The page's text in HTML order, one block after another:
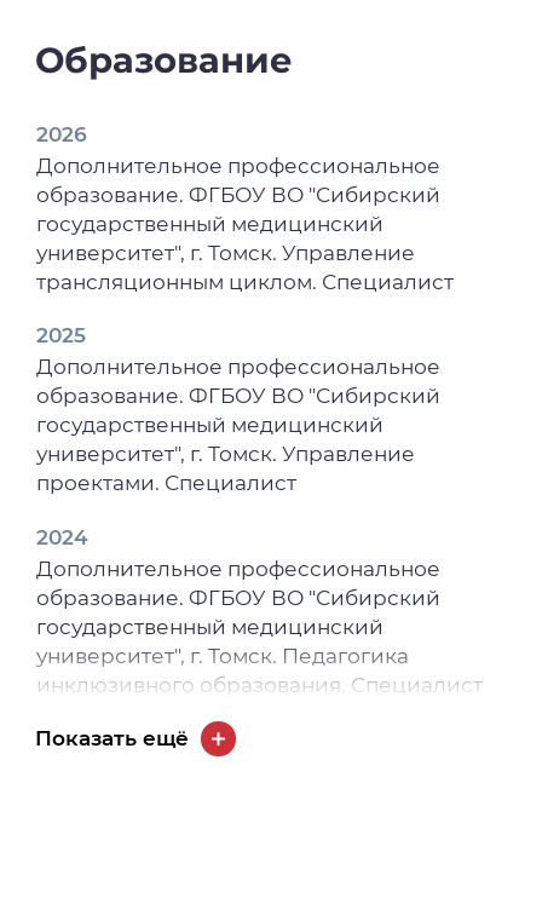
Образование
2026
Дополнительное профессиональное
образование. ФГБОУ ВО "Сибирский
государственный медицинский
университет", г. Томск. Управление
трансляционным циклом. Специалист
2025
Дополнительное профессиональное
образование. ФГБОУ ВО "Сибирский
государственный медицинский
университет", г. Томск. Управление
проектами. Специалист
2024
Дополнительное профессиональное
образование. ФГБОУ ВО "Сибирский
государственный медицинский
университет", г. Томск. Педагогика
инклюзивного образования. Специалист
2024
Показать ещё